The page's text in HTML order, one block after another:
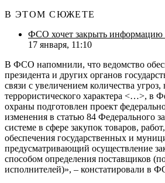
В ЭТОМ СЮЖЕТЕ
ФСО хочет закрыть информацию
17 января, 11:10
В ФСО напомнили, что ведомство
президента и других органов
связи с увеличением количества угроз,
террористического характера <…>, в
охраны подготовлен проект
изменения в статью 84 Федерального
системе в сфере закупок товаров,
обеспечения государственных и
предусматривающий осуществление
способом определения поставщиков
исполнителей)», – констатировали в